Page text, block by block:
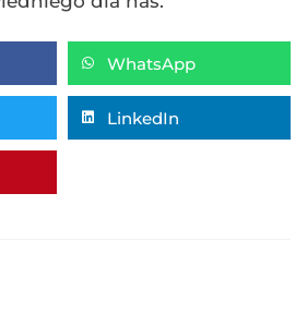
WhatsApp
LinkedIn